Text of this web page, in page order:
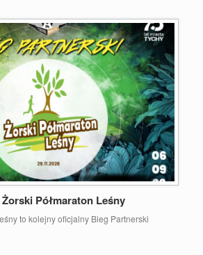
Półmaraton Leśny
to kolejny oficjalny Bieg Partnerski